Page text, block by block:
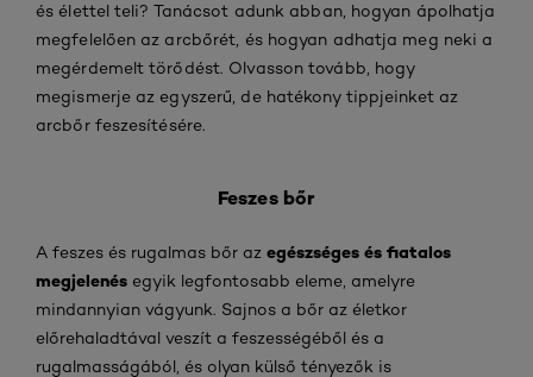
és élettel teli? Tanácsot adunk abban, hogyan ápolhatja
megfelelően az arcbőrét, és hogyan adhatja meg neki a
megérdemelt törődést. Olvasson tovább, hogy
megismerje az egyszerű, de hatékony tippjeinket az
arcbőr feszesítésére.
Feszes bőr
A feszes és rugalmas bőr az egészséges és fiatalos
megjelenés egyik legfontosabb eleme, amelyre
mindannyian vágyunk. Sajnos a bőr az életkor
előrehaladtával veszít a feszességéből és a
rugalmasságából, és olyan külső tényezők is